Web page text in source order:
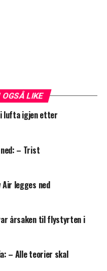
LIKE
lufta igjen etter
– Trist
Air legges ned
årsaken til flystyrten i
– Alle teorier skal